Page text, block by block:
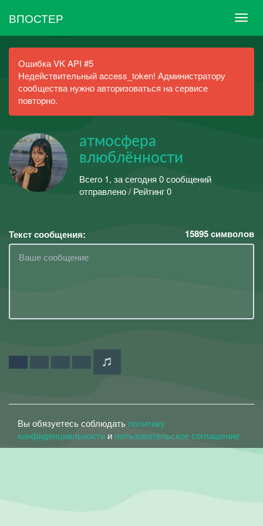
ВПОСТЕР
Ошибка VK API #5
Недействительный access_token! Администратору
сообщества нужно авторизоваться на сервисе
повторно.
атмосфера
влюблённости
Всего 1, за сегодня 0 сообщений
отправлено / Рейтинг 0
Текст сообщения: 15895символов
Вы обязуетесь соблюдать политику
конфиденциальности и пользовательское соглашение